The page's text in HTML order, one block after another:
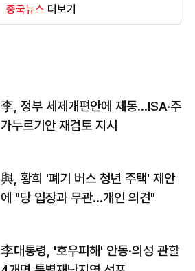
중국뉴스 더보기
李, 정부 세제개편안에 제동…ISA·주
가누르기안 재검토 지시
與, 황희 '폐기 버스 청년 주택' 제안
에 "당 입장과 무관…개인 의견"
李대통령, '호우피해' 안동·의성 관할